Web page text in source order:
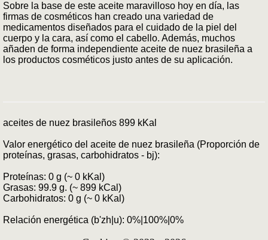
Sobre la base de este aceite maravilloso hoy en día, las
firmas de cosméticos han creado una variedad de
medicamentos diseñados para el cuidado de la piel del
cuerpo y la cara, así como el cabello. Además, muchos
añaden de forma independiente aceite de nuez brasileña a
los productos cosméticos justo antes de su aplicación.
aceites de nuez brasileños 899 kKal
Valor energético del aceite de nuez brasileña (Proporción de
proteínas, grasas, carbohidratos - bj):
Proteínas: 0 g (~ 0 kKal)
Grasas: 99.9 g. (~ 899 kCal)
Carbohidratos: 0 g (~ 0 kKal)
Relación energética (b'zh|u): 0%|100%|0%